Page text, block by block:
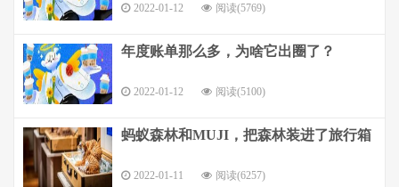
2022-01-12 阅读(5769)
年度账单那么多，为啥它出圈了？
2022-01-12 阅读(5100)
蚂蚁森林和MUJI，把森林装进了旅行箱
2022-01-11 阅读(6257)